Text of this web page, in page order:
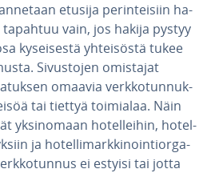
etusija pe­rin­tei­siin ha­
vain, jos hakija pystyy
ky­sei­ses­tä yh­tei­sös­tä tukee
Si­vus­to­jen omistajat
omaavia verk­ko­tun­nuk­
tai tiettyä toimialaa. Näin
yk­si­no­maan ho­tel­lei­hin, ho­tel­
ja ho­tel­li­mark­ki­noin­tior­ga­
ei estyisi tai jotta